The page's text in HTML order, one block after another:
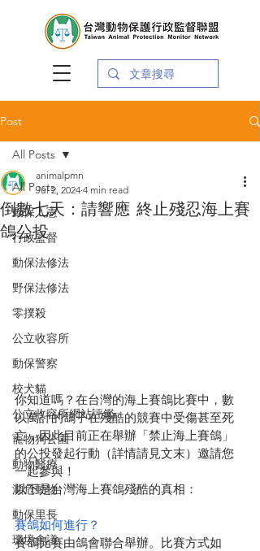
Post
All Posts
動保入憲
行政監督
動保法修法
野保法修法
零撲殺
公立收容所
動保警察
校犬貓
公立收容所網站評鑑
寵物狗公園
動物醫療
瀕危動物
動保里長
環境會議
All Posts
倒數七天：請響應 終止殘忍海上賽
鴿公投
animalpmn
Jul 2, 2024 4 min read
你知道嗎？在台灣的海上賽鴿比賽中，數
以萬計的鴿子在殘酷的競賽中受傷甚至死
亡，因此目前正在舉辦「禁止海上賽鴿」
的公投發起行動（詳情請見文末）邀請您
一起參與！
以下是台灣海上賽鴿殘酷的真相：
賽鴿如何進行？
賽鴿比賽由鴿會聯合舉辦。比賽方式如